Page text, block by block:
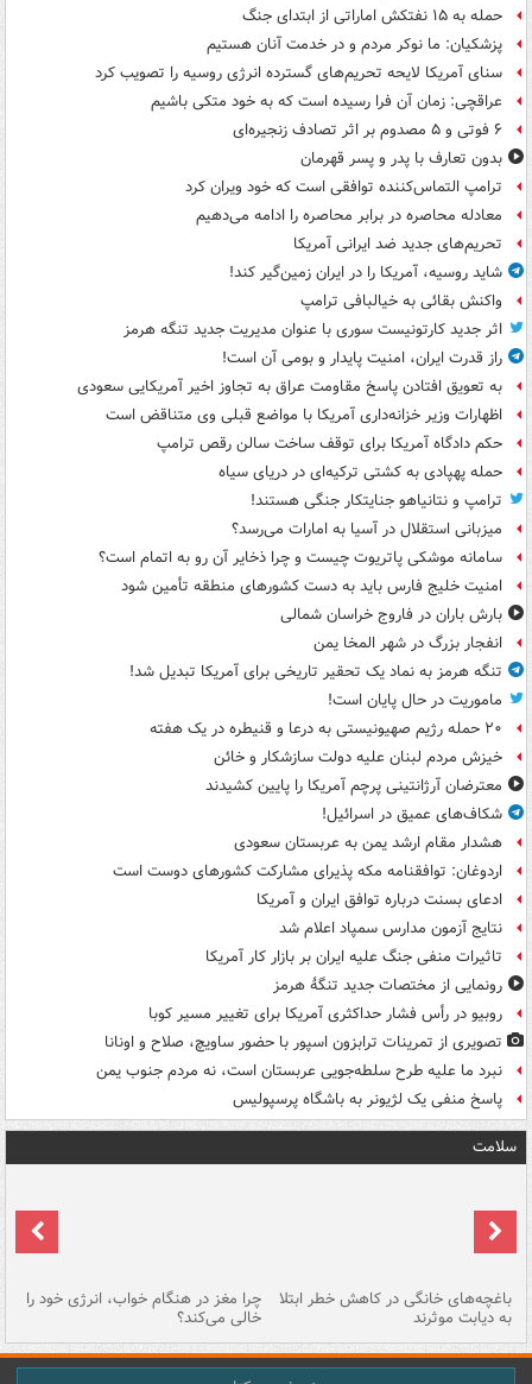
حمله به ۱۵ نفتکش‌ اماراتی از ابتدای جنگ
پزشکیان: ما نوکر مردم و در خدمت آنان هستیم
سنای آمریکا لایحه تحریم‌های گسترده انرژی روسیه را تصویب کرد
عراقچی: زمان آن فرا رسیده است که به خود متکی باشیم
۶ فوتی و ۵ مصدوم بر اثر تصادف زنجیره‌ای
بدون تعارف با پدر و پسر قهرمان
ترامپ التماس‌کننده توافقی است که خود ویران کرد
معادله محاصره در برابر محاصره را ادامه می‌دهیم
تحریم‌های جدید ضد ایرانی آمریکا
شاید روسیه، آمریکا را در ایران زمین‌گیر کند!
واکنش بقائی به خیالبافی ترامپ
اثر جدید کارتونیست سوری با عنوان مدیریت جدید تنگه هرمز
راز قدرت ایران، امنیت پایدار و بومی آن است!
به تعویق افتادن پاسخ مقاومت عراق به تجاوز اخیر آمریکایی سعودی
اظهارات وزیر خزانه‌داری آمریکا با مواضع قبلی وی متناقض است
حکم دادگاه آمریکا برای توقف ساخت سالن رقص ترامپ
حمله پهپادی به کشتی ترکیه‌ای در دریای سیاه
ترامپ و نتانیاهو جنایتکار جنگی هستند!
میزبانی استقلال در آسیا به امارات می‌رسد؟
سامانه موشکی پاتریوت چیست و چرا ذخایر آن رو به اتمام است؟
امنیت خلیج فارس باید به دست کشورهای منطقه تأمین شود
بارش باران در فاروج خراسان شمالی
انفجار بزرگ در شهر المخا یمن
تنگه هرمز به نماد یک تحقیر تاریخی برای آمریکا تبدیل شد!
ماموریت در حال پایان است!
۲۰ حمله رژیم صهیونیستی به درعا و قنیطره در یک هفته
خیزش مردم لبنان علیه دولت سازشکار و خائن
معترضان آرژانتینی پرچم آمریکا را پایین کشیدند
شکاف‌های عمیق در اسرائیل!
هشدار مقام ارشد یمن به عربستان سعودی
اردوغان: توافقنامه مکه پذیرای مشارکت کشورهای دوست است
ادعای بسنت درباره توافق ایران و آمریکا
نتایج آزمون مدارس سمپاد اعلام شد
تاثیرات منفی جنگ علیه ایران بر بازار کار آمریکا
رونمایی از مختصات جدید تنگۀ هرمز
روبیو در رأس فشار حداکثری آمریکا برای تغییر مسیر کوبا
تصویری از تمرینات ترابزون اسپور با حضور ساویچ، صلاح و اونانا
نبرد ما علیه طرح سلطه‌جویی عربستان است، نه مردم جنوب یمن
پاسخ منفی یک لژیونر به باشگاه پرسپولیس
سلامت
باغچه‌های خانگی در کاهش خطر ابتلا
به دیابت موثرند
چرا مغز در هنگام خواب، انرژی خود را
خالی می‌کند؟